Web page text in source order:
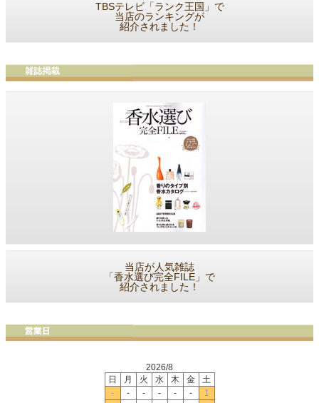
TBSテレビ「ランク王国」で
当店のランキングが
紹介されました！
当店が人気雑誌
「香水選び完全FILE」で
紹介されました！
2026/8
日
月 火 水 木 金
土
-
- - - - -
1